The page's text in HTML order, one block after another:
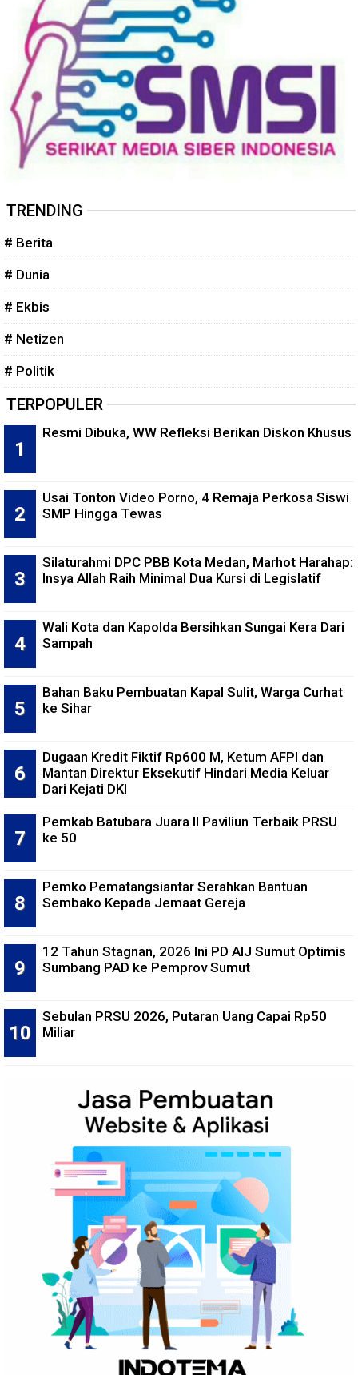
TRENDING
# Berita
# Dunia
# Ekbis
# Netizen
# Politik
TERPOPULER
Resmi Dibuka, WW Refleksi Berikan Diskon Khusus
Usai Tonton Video Porno, 4 Remaja Perkosa Siswi
SMP Hingga Tewas
Silaturahmi DPC PBB Kota Medan, Marhot Harahap:
Insya Allah Raih Minimal Dua Kursi di Legislatif
Wali Kota dan Kapolda Bersihkan Sungai Kera Dari
Sampah
Bahan Baku Pembuatan Kapal Sulit, Warga Curhat
ke Sihar
Dugaan Kredit Fiktif Rp600 M, Ketum AFPI dan
Mantan Direktur Eksekutif Hindari Media Keluar
Dari Kejati DKI
Pemkab Batubara Juara II Paviliun Terbaik PRSU
ke 50
Pemko Pematangsiantar Serahkan Bantuan
Sembako Kepada Jemaat Gereja
12 Tahun Stagnan, 2026 Ini PD AIJ Sumut Optimis
Sumbang PAD ke Pemprov Sumut
Sebulan PRSU 2026, Putaran Uang Capai Rp50
Miliar